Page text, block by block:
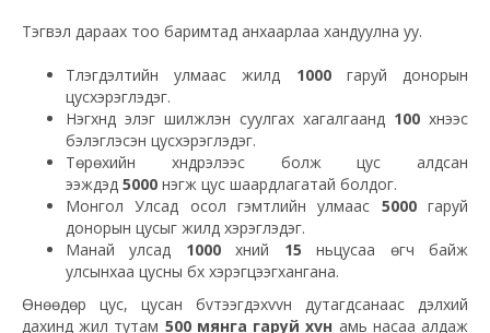
Тэгвэл дараах тоо баримтад анхаарлаа хандуулна уу.
Түлэгдэлтийн улмаас жилд 1000 гаруй донорын
цусхэрэглэдэг.
Нэгхүнд элэг шилжүүлэн суулгах хагалгаанд 100 хүнээс
бэлэглэсэн цусхэрэглэдэг.
Төрөхийн хүндрэлээс болж цус алдсан
ээжүүдэд 5000 нэгж цус шаардлагатай болдог.
Монгол Улсад осол гэмтлийн улмаас 5000гаруй
донорын цусыг жилд хэрэглэдэг.
Манай улсад 1000 хүний 15
ньцусаа өгч байж
улсынхаа цусны бүх хэрэгцээгхангана.
Өнөөдөр цус, цусан бvтээгдэхvvн дутагдсанаас дэлхий
дахинд жил тутам 500 мянга гаруй хvн амь насаа алдаж